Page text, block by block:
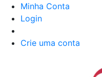
Minha Conta
Login
Crie uma conta